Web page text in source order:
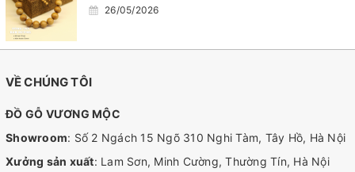
26/05/2026
VỀ CHÚNG TÔI
ĐỒ GỖ VƯƠNG MỘC
Showroom: Số 2 Ngách 15 Ngõ 310 Nghi Tàm, Tây Hồ, Hà Nội
Xưởng sản xuất: Lam Sơn, Minh Cường, Thường Tín, Hà Nội